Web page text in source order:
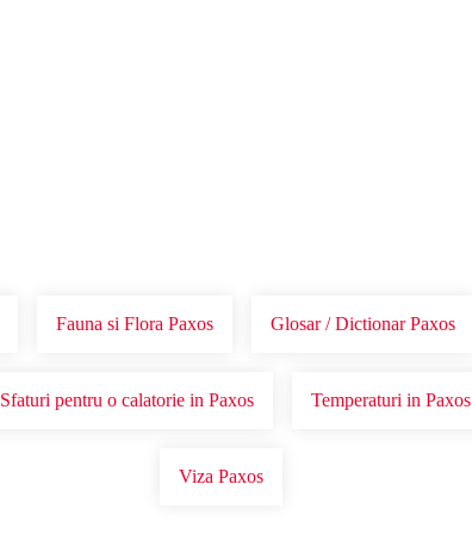
Fauna si Flora Paxos Glosar / Dictionar Paxos
Sfaturi pentru o calatorie in Paxos Temperaturi in Paxos
Viza Paxos